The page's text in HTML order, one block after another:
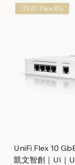
USW-Flex-XG
UniFi Flex 10
凱文智創｜UI｜